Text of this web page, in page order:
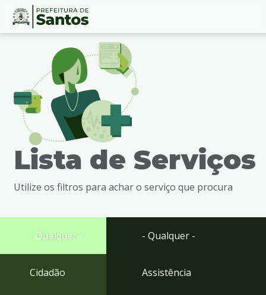
Ir
busca
Ir
rodapé
Conteúdo
Lista de Serviços
Utilize os filtros para achar o serviço que procura
- Qualquer -
Cidadão
- Qualquer -
Assistência